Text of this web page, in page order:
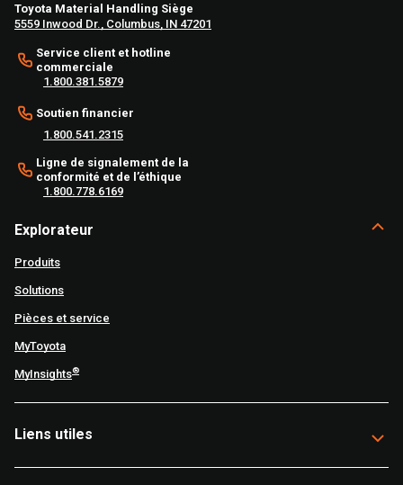
Toyota Material Handling Siège
5559 Inwood Dr., Columbus, IN 47201
Service client et hotline
commerciale
1.800.381.5879
Soutien financier
1.800.541.2315
Ligne de signalement de la
conformité et de l’éthique
1.800.778.6169
Explorateur
Produits
Solutions
Pièces et service
MyToyota
MyInsights®
Liens utiles